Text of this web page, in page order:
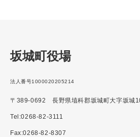
坂城町役場
法人番号1000020205214
〒389-0692 長野県埴科郡坂城町大字坂城
Tel:0268-82-3111
Fax:0268-82-8307